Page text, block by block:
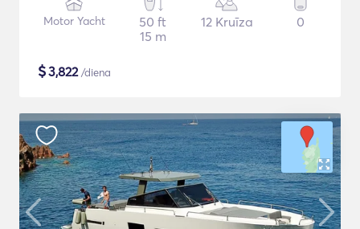
Motor Yacht
50 ft
15 m
12 Kruīza 0
$3,822/diena